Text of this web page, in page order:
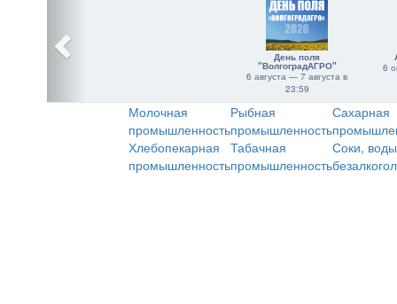
День поля
"ВолгоградАГРО"
6 августа — 7 августа в
23:59
6
Молочная
промышленность
Рыбная
промышленность
Сахарная
Хлебопекарная
промышленность
Табачная
промышленность
Соки,